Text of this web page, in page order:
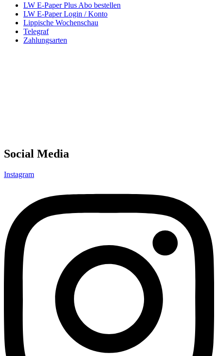
LW E-Paper Plus Abo bestellen
LW E-Paper Login / Konto
Lippische Wochenschau
Telegraf
Zahlungsarten
Social Media
Instagram